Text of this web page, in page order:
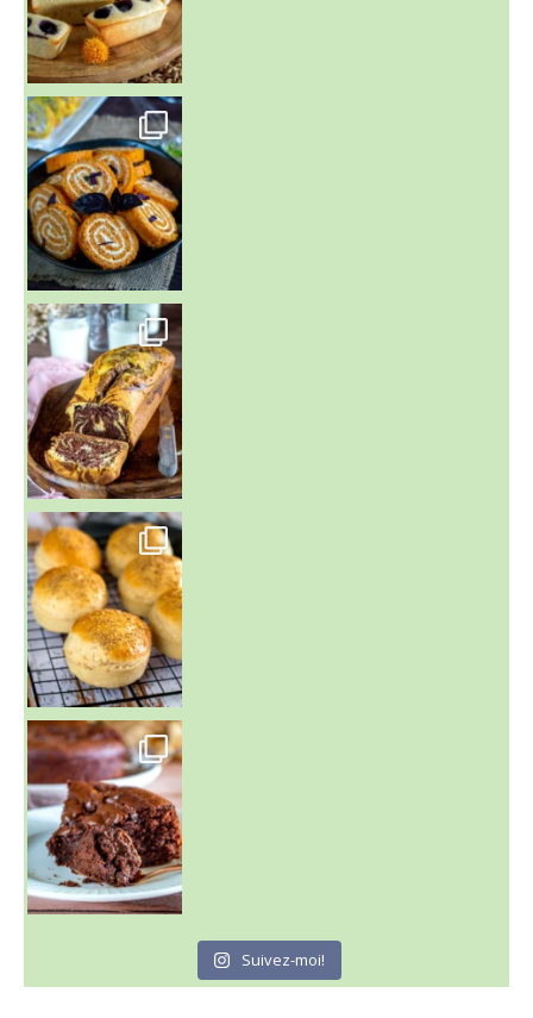
~ BUNS MAISON ~
Un peu de boulange par ici au
~ GÂTEAU FONDANT CHOCO NOISETTE ~
C'est lundi
Suivez-moi!